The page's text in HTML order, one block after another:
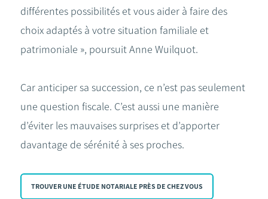
différentes possibilités et vous aider à faire des
choix adaptés à votre situation familiale et
patrimoniale », poursuit Anne Wuilquot.
Car anticiper sa succession, ce n’est pas seulement
une question fiscale. C’est aussi une manière
d’éviter les mauvaises surprises et d’apporter
davantage de sérénité à ses proches.
TROUVER UNE ÉTUDE NOTARIALE PRÈS DE CHEZ VOUS